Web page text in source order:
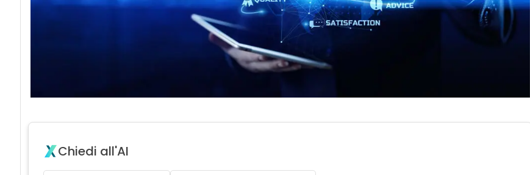
Chiedi all'AI